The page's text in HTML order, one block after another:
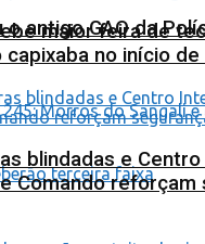
o antigo GAO da
maior feira de
capixaba no início
blindadas e
Comando reforçam